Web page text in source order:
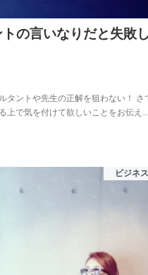
の言いなりだと失敗
タントや先生の正解を狙わない！ さ
上で気を付けて欲しいことをお伝え
ビジネ